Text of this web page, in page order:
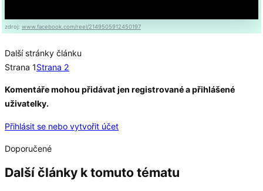
zdroj: www.facebook.com/reel/2149505912450197
Další stránky článku
Strana 1Strana 2
Komentáře mohou přidávat jen registrované a přihlášené
uživatelky.
Přihlásit se nebo vytvořit účet
Doporučené
Další články k tomuto tématu